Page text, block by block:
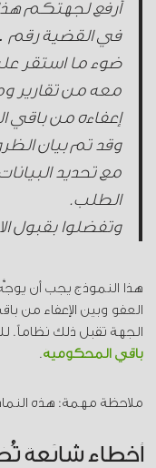
أرفع لجهتكم
في القضية
ضوء ما استقر
معه من تقارير
إعفاءه من
وقد تم بيان
مع تحديد
الطلب.
وتفضلوا بقبول
هذا النموذج يجب أن
العفو وبين الإعفاء من
الجهة تقبل ذلك نظاماً.
باقي المحكومية.
ملاحظة مهمة: هذه
أخطاء شائعة